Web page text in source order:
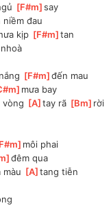
[F#m ]
say
niềm đau
kịp [F#m ]tan
]nhoà
[F#m ]
đến mau
]mưa bay
vòng [A ]tay rã [Bm ]rời
F#m ]môi phai
]
đêm qua
màu [A ]tang tiễn